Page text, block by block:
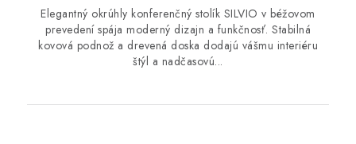
Elegantný okrúhly konferenčný stolík SILVIO v béžovom
prevedení spája moderný dizajn a funkčnosť. Stabilná
kovová podnož a drevená doska dodajú vášmu interiéru
štýl a nadčasovú...